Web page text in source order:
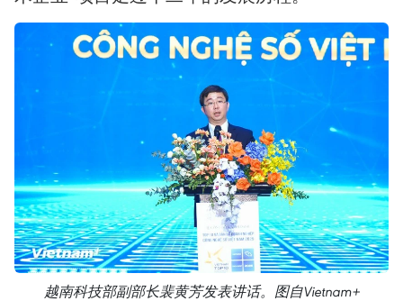
越南科技部副部长裴黄芳发表讲话。图自Vietnam+